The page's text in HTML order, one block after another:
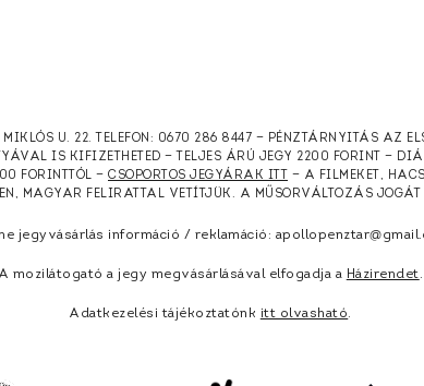
MIKLÓS U. 22. TELEFON: 0670 286 8447 — PÉNZTÁRNYITÁS AZ
IS KIFIZETHETED — TELJES ÁRÚ JEGY 2200 FORINT —
FORINTTÓL — CSOPORTOS JEGYÁRAK ITT
— A FILMEKET,
MAGYAR FELIRATTAL VETÍTJÜK. A MŰSORVÁLTOZÁS JOGÁT
jegyvásárlás információ / reklamáció:
A mozilátogató a jegy megvásárlásával elfogadja a Házirendet.
Adatkezelési tájékoztatónk itt olvasható.